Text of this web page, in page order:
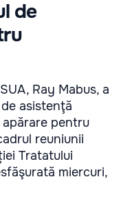
de
Ray Mabus, a
asistenţă
pentru
reuniunii
Tratatului
miercuri,